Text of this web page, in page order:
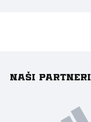
Naši partneri